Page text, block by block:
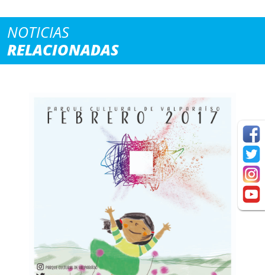
NOTICIAS
RELACIONADAS